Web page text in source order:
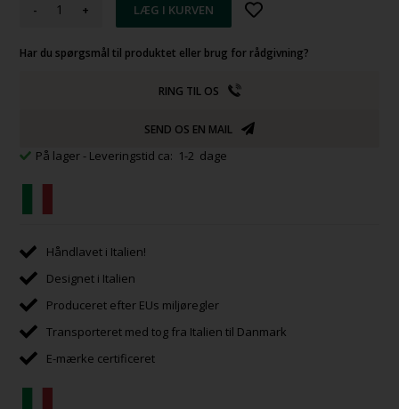
- +
Har du spørgsmål til produktet eller brug for rådgivning?
RING TIL OS
SEND OS EN MAIL
På lager - Leveringstid ca: 1-2 dage
Håndlavet i Italien!
Designet i Italien
Produceret efter EUs miljøregler
Transporteret med tog fra Italien til Danmark
E-mærke certificeret